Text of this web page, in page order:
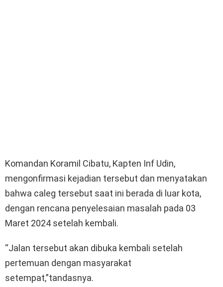
Komandan Koramil Cibatu, Kapten Inf Udin,
mengonfirmasi kejadian tersebut dan menyatakan
bahwa caleg tersebut saat ini berada di luar kota,
dengan rencana penyelesaian masalah pada 03
Maret 2024 setelah kembali.
“Jalan tersebut akan dibuka kembali setelah
pertemuan dengan masyarakat
setempat,”tandasnya.